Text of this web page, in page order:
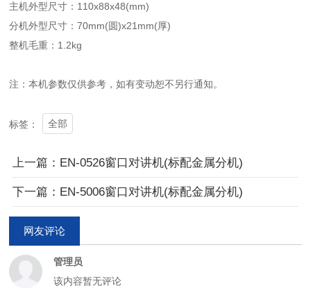
主机外型尺寸：110x88x48(mm)
分机外型尺寸：70mm(圆)x21mm(厚)
整机毛重：1.2kg
注：本机参数仅供参考，如有变动恕不另行通知。
标签： 全部
上一篇：EN-0526窗口对讲机(标配金属分机)
下一篇：EN-5006窗口对讲机(标配金属分机)
网友评论
管理员
该内容暂无评论